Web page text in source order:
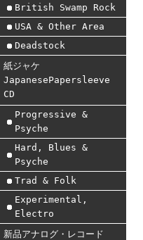
British Swamp Rock
USA & Other Area
Deadstock
紙ジャケ
JapanesePapersleeve
CD
Progressive &
Psyche
Hard, Blues &
Psyche
Trad & Folk
Experimental,
Electro
新品アナログ・レコード